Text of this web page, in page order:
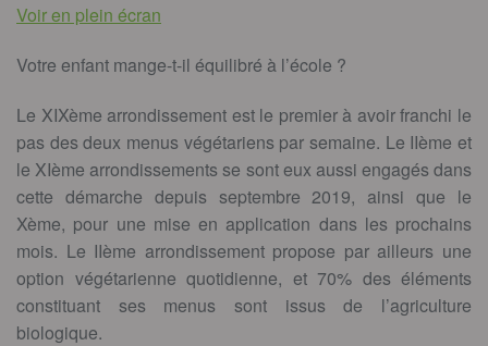
Voir en plein écran
Votre enfant mange-t-il équilibré à l’école ?
Le XIXème arrondissement est le premier à avoir franchi le
pas des deux menus végétariens par semaine. Le IIème et
le XIème arrondissements se sont eux aussi engagés dans
cette démarche depuis septembre 2019, ainsi que le
Xème, pour une mise en application dans les prochains
mois. Le IIème arrondissement propose par ailleurs une
option végétarienne quotidienne, et 70% des éléments
constituant ses menus sont issus de l’agriculture
biologique.